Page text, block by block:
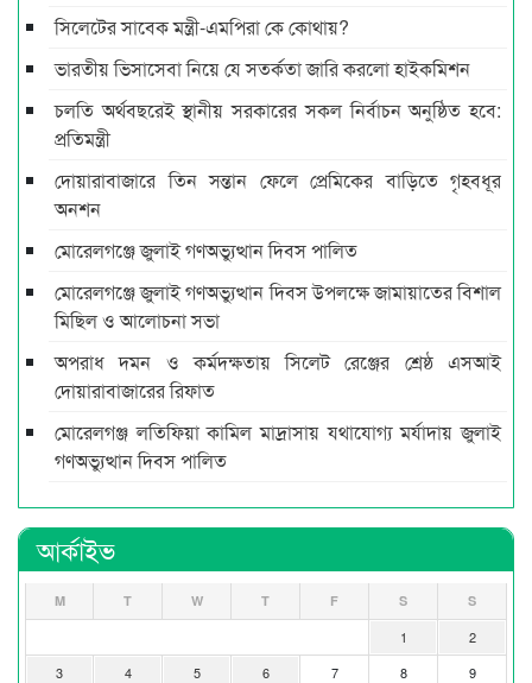
সিলেটের সাবেক মন্ত্রী-এমপিরা কে কোথায়?
ভারতীয় ভিসাসেবা নিয়ে যে সতর্কতা জারি করলো হাইকমিশন
চলতি অর্থবছরেই স্থানীয় সরকারের সকল নির্বাচন অনুষ্ঠিত হবে:
প্রতিমন্ত্রী
দোয়ারাবাজারে তিন সন্তান ফেলে প্রেমিকের বাড়িতে গৃহবধূর
অনশন
মোরেলগঞ্জে জুলাই গণঅভ্যুত্থান দিবস পালিত
মোরেলগঞ্জে জুলাই গণঅভ্যুত্থান দিবস উপলক্ষে জামায়াতের বিশাল
মিছিল ও আলোচনা সভা
অপরাধ দমন ও কর্মদক্ষতায় সিলেট রেঞ্জের শ্রেষ্ঠ এসআই
দোয়ারাবাজারের রিফাত
মোরেলগঞ্জ লতিফিয়া কামিল মাদ্রাসায় যথাযোগ্য মর্যাদায় জুলাই
গণঅভ্যুত্থান দিবস পালিত
আর্কাইভ
M T W T F S S
1
2
3
4 5 6 7 8
9